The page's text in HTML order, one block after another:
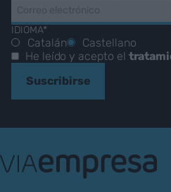
IDIOMA*
Catalán
Castellano
He leído y acepto el
Suscribirse